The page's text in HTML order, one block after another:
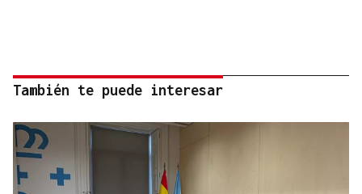
También te puede interesar